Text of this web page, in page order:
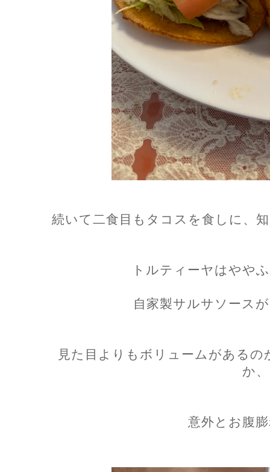
続いて二食目もタコスを食しに、
トルティーヤはやや
自家製サルサソース
見た目よりもボリュームがある
か、
意外とお腹